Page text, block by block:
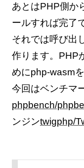
あとはPHP側か
ールすれば完了
それでは呼び出
作ります。PHP
めにphp-wasm
今回はベンチマ
phpbench/
ンジンtwigphp/